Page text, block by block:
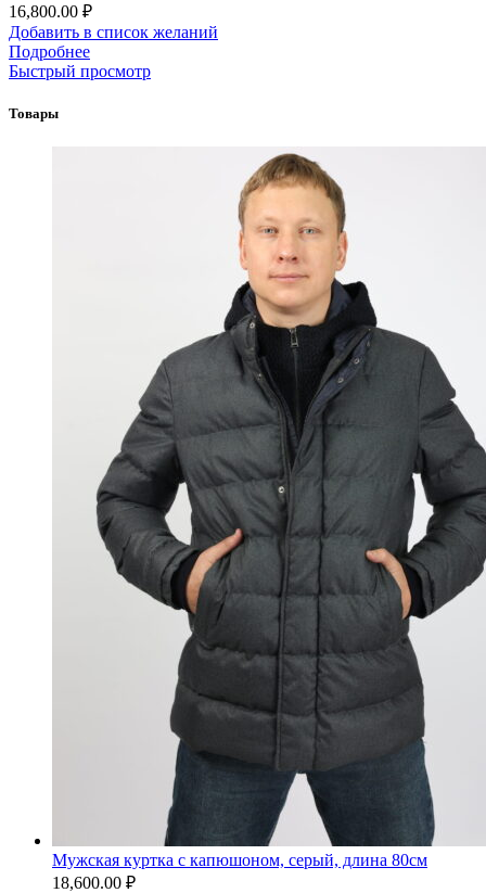
16,800.00 ₽
Добавить в список желаний
Подробнее
Быстрый просмотр
Товары
Мужская куртка с капюшоном, серый, длина 80см
18,600.00 ₽